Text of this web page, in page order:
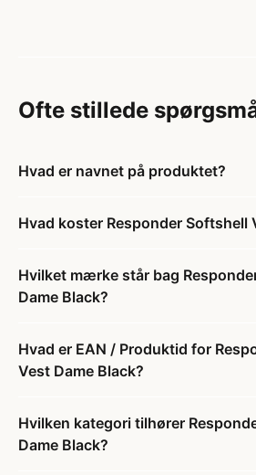
Ofte stillede
Hvad er navnet på produktet?
Hvad koster Responder Softshell
Hvilket mærke står bag
Dame Black?
Hvad er EAN / Produktid for
Vest Dame Black?
Hvilken kategori tilhører
Dame Black?